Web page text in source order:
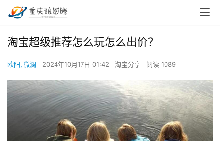
淘宝超级推荐怎么玩怎么出价？
欧阳, 微澜 2024年10月17日 01:42 淘宝分享 阅读 1089